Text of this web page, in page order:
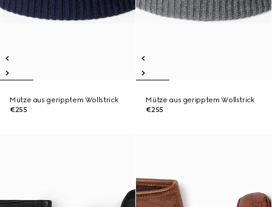
Mütze aus geripptem Wollstrick
€255
Mütze aus geripptem Wollstrick
€255